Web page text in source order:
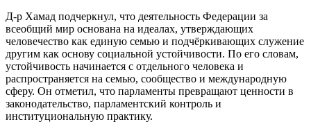
Д-р Хамад подчеркнул, что деятельность Федерации за
всеобщий мир основана на идеалах, утверждающих
человечество как единую семью и подчёркивающих служение
другим как основу социальной устойчивости. По его словам,
устойчивость начинается с отдельного человека и
распространяется на семью, сообщество и международную
сферу. Он отметил, что парламенты превращают ценности в
законодательство, парламентский контроль и
институциональную практику.